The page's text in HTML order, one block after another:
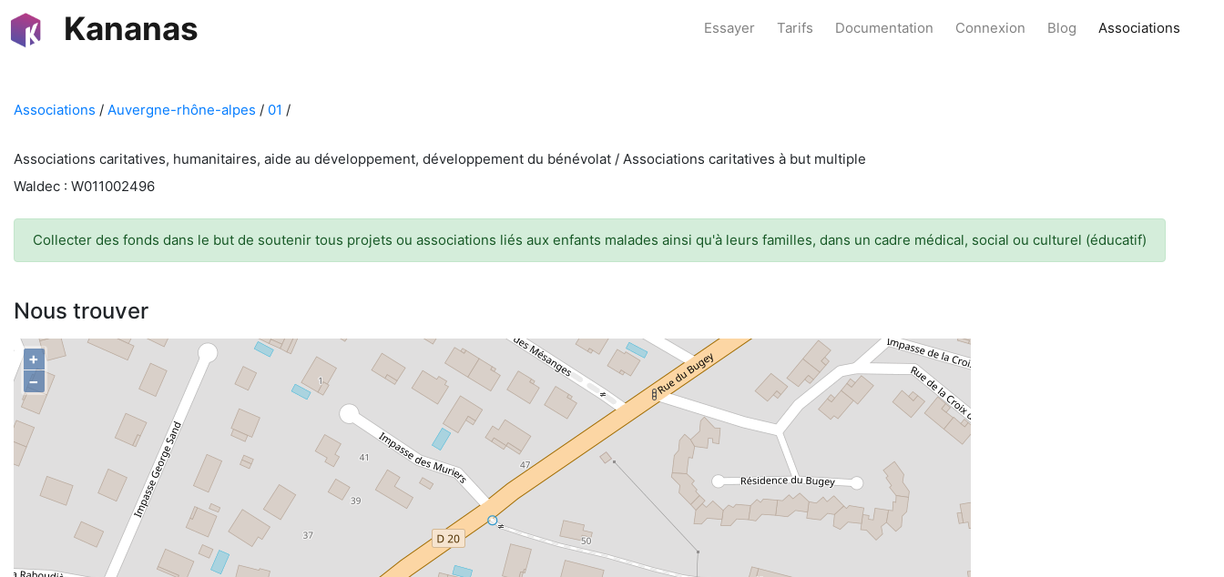
Kananas Essayer Tarifs Documentation Connexion Blog Associations
Associations / Auvergne-rhône-alpes / 01 /
Associations caritatives, humanitaires, aide au développement, développement du bénévolat / Associations caritatives à but multiple
Waldec : W011002496
Collecter des fonds dans le but de soutenir tous projets ou associations liés aux enfants malades ainsi qu'à leurs familles, dans un cadre médical, social ou culturel (éducatif)
Nous trouver
+
−